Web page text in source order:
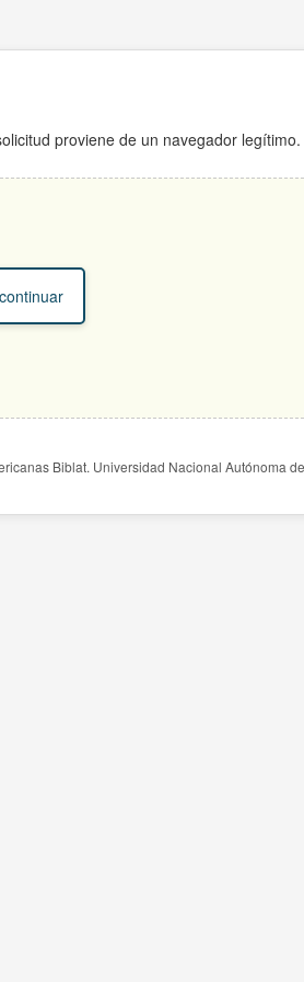
proviene de un navegador legítimo.
Biblat. Universidad Nacional Autónoma